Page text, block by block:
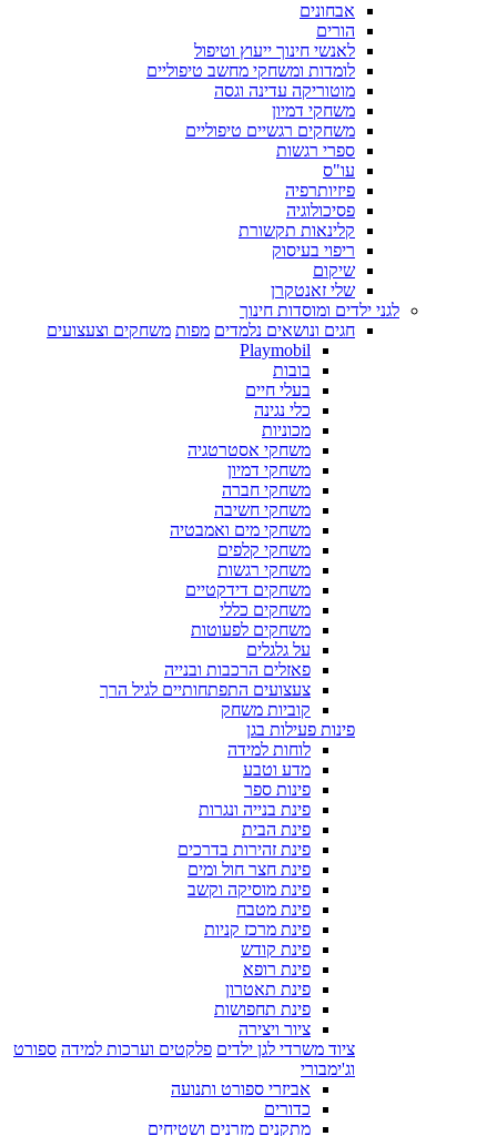
אבחונים
הורים
לאנשי חינוך ייעוץ וטיפול
לומדות ומשחקי מחשב טיפוליים
מוטוריקה עדינה וגסה
משחקי דמיון
משחקים רגשיים טיפוליים
ספרי רגשות
עו"ס
פיזיותרפיה
פסיכולוגיה
קלינאות תקשורת
ריפוי בעיסוק
שיקום
שלי זאנטקרן
לגני ילדים ומוסדות חינוך
חגים ונושאים נלמדים מפות משחקים וצעצועים
Playmobil
בובות
בעלי חיים
כלי נגינה
מכוניות
משחקי אסטרטגיה
משחקי דמיון
משחקי חברה
משחקי חשיבה
משחקי מים ואמבטיה
משחקי קלפים
משחקי רגשות
משחקים דידקטיים
משחקים כללי
משחקים לפעוטות
על גלגלים
פאזלים הרכבות ובנייה
צעצועים התפתחותיים לגיל הרך
קוביות משחק
פינות פעילות בגן
לוחות למידה
מדע וטבע
פינות ספר
פינת בנייה ונגרות
פינת הבית
פינת זהירות בדרכים
פינת חצר חול ומים
פינת מוסיקה וקשב
פינת מטבח
פינת מרכז קניות
פינת קודש
פינת רופא
פינת תאטרון
פינת תחפושות
ציור ויצירה
ציוד משרדי לגן ילדים פלקטים וערכות למידה ספורט
וג'ימבורי
אביזרי ספורט ותנועה
כדורים
מתקנים מזרנים ושטיחים